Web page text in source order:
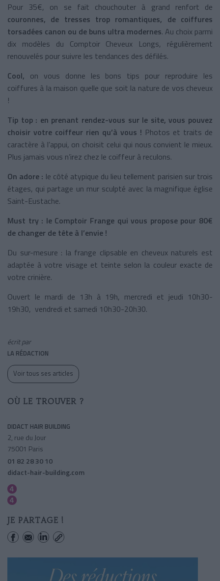
Pour 35€, on se fait chouchouter à grand renfort de
couronnes, de tresses trop romantiques, de coiffures
torsadées canon ou de buns ultra modernes. Au choix parmi
dix modèles du Comptoir Cheveux Longs, régulièrement
renouvelés pour suivre les tendances des défilés.
Cool, on vous donne les bons tips pour reproduire les
coiffures à la maison quelle que soit la nature de vos cheveux
!
Tip top : en prenant rendez-vous sur le site, vous pouvez
choisir votre coiffeur rien qu’à vous ! Photos et traits de
caractère à l’appui, on choisit celui qui nous convient le mieux.
Plus jamais vous n’irez chez le coiffeur à reculons.
On adore : le côté atypique du lieu tellement parisien sur trois
étages, qui partage un mur sculpté avec la magnifique église
Saint-Eustache.
Must try : le Comptoir Frange qui vous propose pour 80€
de changer de tête à l’envie !
Du sur-mesure : la frange clipsable en cheveux naturels est
adaptée à votre visage et teinte selon la couleur exacte de
votre crinière.
Ouvert le mardi de 13h à 19h, mercredi et jeudi 10h30-
19h30, vendredi et samedi 10h30-20h30.
écrit par
LA RÉDACTION
Voir tous ses articles
OÙ LE TROUVER ?
DIDACT HAIR BUILDING
2, rue du Jour
75001 Paris
01 82 28 30 10
didact-hair-building.com
JE PARTAGE !